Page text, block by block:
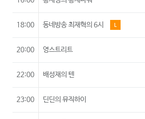
18:00 동네방송 최재혁의 6시 L
20:00 영스트리트
22:00 배성재의 텐
23:00 딘딘의 뮤직하이